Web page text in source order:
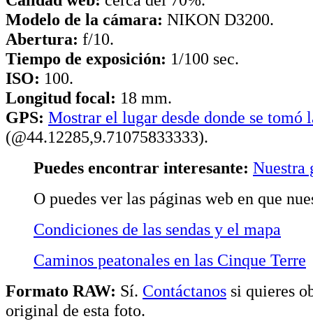
Modelo de la cámara: NIKON D3200.
Abertura: f/10.
Tiempo de exposición: 1/100 sec.
ISO: 100.
Longitud focal: 18 mm.
GPS: Mostrar el lugar desde donde se tomó
(@44.12285,9.71075833333).
Puedes encontrar interesante: Nuestra
O puedes ver las páginas web en que
Condiciones de las sendas y el mapa
Caminos peatonales en las Cinque Terre
Formato RAW: Sí. Contáctanos si quieres
original de esta foto.